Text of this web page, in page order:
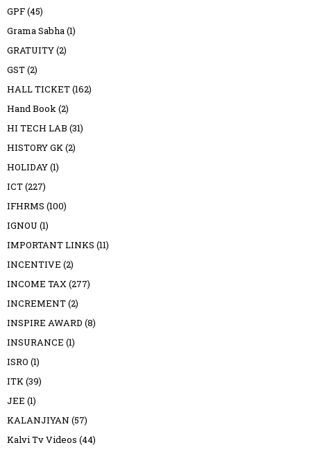
GPF(45)
Grama Sabha(1)
GRATUITY(2)
GST(2)
HALL TICKET(162)
Hand Book(2)
HI TECH LAB (31)
HISTORY GK(2)
HOLIDAY(1)
ICT(227)
IFHRMS (100)
IGNOU (1)
IMPORTANT LINKS (11)
INCENTIVE (2)
INCOME TAX(277)
INCREMENT(2)
INSPIRE AWARD (8)
INSURANCE (1)
ISRO (1)
ITK(39)
JEE (1)
KALANJIYAN (57)
Kalvi Tv Videos (44)